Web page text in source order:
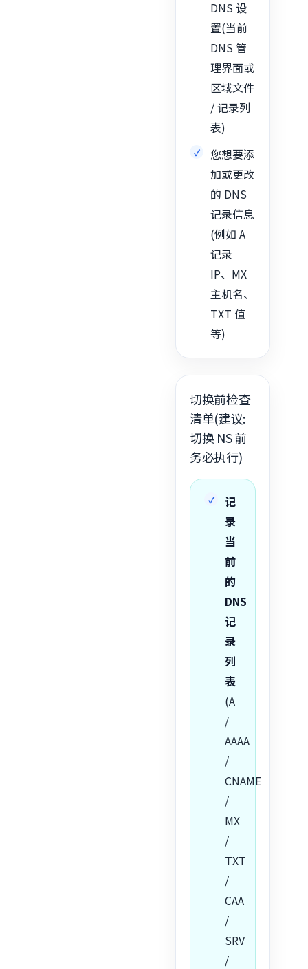
DNS 设
置(当前
DNS 管
理界面或
区域文件
/ 记录列
表)
您想要添
加或更改
的 DNS
记录信息
(例如 A
记录
IP、MX
主机名、
TXT 值
等)
切换前检查
清单(建议:
切换 NS 前
务必执行)
记
录
当
前
的
DNS
记
录
列
表
(A
/
AAAA
/
CNAME
/
MX
/
TXT
/
CAA
/
SRV
/